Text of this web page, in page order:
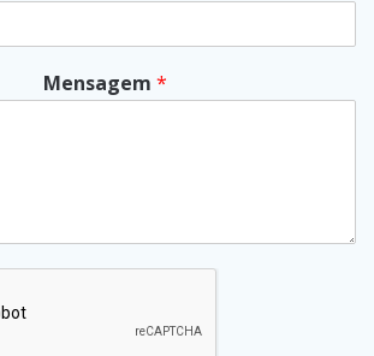
Mensagem *